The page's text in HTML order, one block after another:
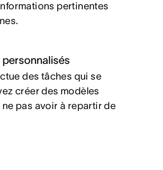
pertinentes
des tâches qui se
créer des modèles
pas avoir à repartir de